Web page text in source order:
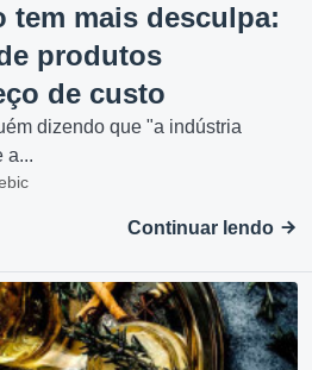
tem mais desculpa:
produtos
de custo
dizendo que "a indústria
a...
Continuar lendo